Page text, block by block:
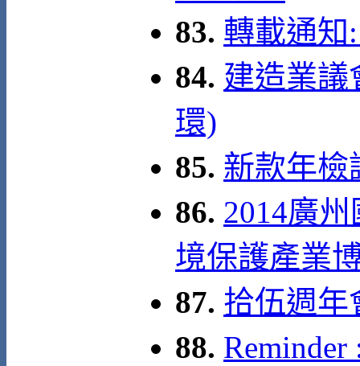
83. 轉載通知
84. 建造業議
環)
85. 新款年檢
86. 2014廣
境保護產業
87. 拾伍週年
88.